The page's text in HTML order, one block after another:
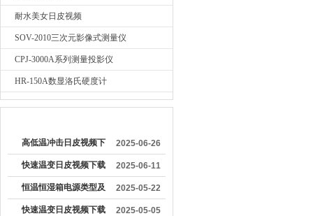
耐水美女日皮视频
SOV-2010三次元影像式测量仪
CPJ-3000A系列测量投影仪
HR-150A数显洛氏硬度计
高低温冲击日皮视频下
载的操作方法有哪些
2025-06-26
快速温变日皮视频下载
的运行原理是什么
2025-06-11
恒温恒湿箱电源类型及
其对设备运行的影响分
2025-05-22
快速温变日皮视频下载 2025-05-05